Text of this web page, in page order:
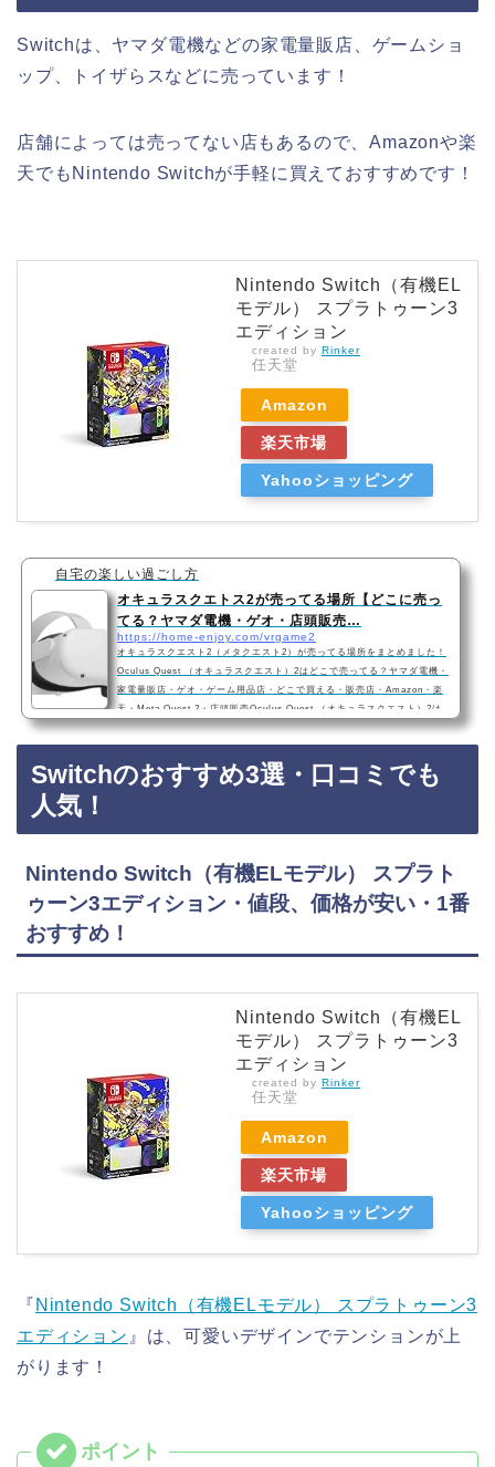
Switchは、ヤマダ電機などの家電量販店、ゲームショ
ップ、トイザらスなどに売っています！
店舗によっては売ってない店もあるので、Amazonや楽
天でもNintendo Switchが手軽に買えておすすめです！
Nintendo Switch（有機EL
モデル） スプラトゥーン3
エディション
created by Rinker
任天堂
Amazon
楽天市場
Yahooショッピング
自宅の楽しい過ごし方
オキュラスクエトス2が売ってる場所【どこに売っ
てる？ヤマダ電機・ゲオ・店頭販売…
https://home-enjoy.com/vrgame2
オキュラスクエスト2（メタクエスト2）が売ってる場所をまとめました！
Oculus Quest （オキュラスクエスト）2はどこで売ってる？ヤマダ電機・
家電量販店・ゲオ・ゲーム用品店・どこで買える・販売店・Amazon・楽
天・Meta Quest 2・店頭販売Oculus Quest （オキュラスクエスト）2は
ヤマダ電機などの家電洋販店や、ゲオなどのゲームショップに売っていま
す！店舗によっては売ってない店もあるので、Amazonや楽天などネット
サイトで買うのも確実でおすすめです！ オキュラスクエスト2などVRゲー
ムおすすめ3選・口コミでも人気・メタクエス…
Switchのおすすめ3選・口コミでも
人気！
Nintendo Switch（有機ELモデル） スプラト
ゥーン3エディション・値段、価格が安い・1番
おすすめ！
Nintendo Switch（有機EL
モデル） スプラトゥーン3
エディション
created by Rinker
任天堂
Amazon
楽天市場
Yahooショッピング
『 Nintendo Switch（有機ELモデル） スプラトゥーン3
エディション 』は、可愛いデザインでテンションが上
がります！